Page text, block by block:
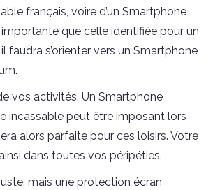
français, voire d’un Smartphone
que celle identifiée pour un
faudra s’orienter vers un Smartphone
vos activités. Un Smartphone
incassable peut être imposant lors
alors parfaite pour ces loisirs. Votre
dans toutes vos péripéties.
mais une protection écran